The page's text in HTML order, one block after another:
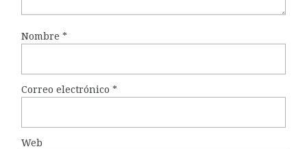
Nombre *
Correo electrónico *
Web